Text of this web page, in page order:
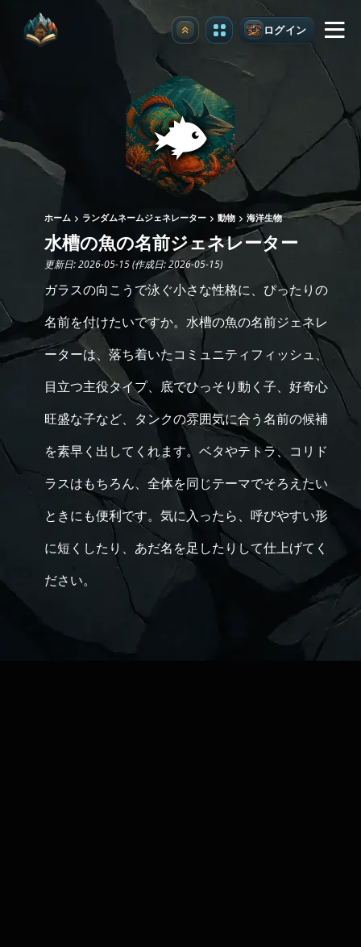
アップグレード ログイン
ホーム ランダムネームジェネレーター 動物 海洋生物
水槽の魚の名前ジェネレーター
更新日: 2026-05-15 (作成日: 2026-05-15)
ガラスの向こうで泳ぐ小さな性格に、ぴったりの
名前を付けたいですか。水槽の魚の名前ジェネレ
ーターは、落ち着いたコミュニティフィッシュ、
目立つ主役タイプ、底でひっそり動く子、好奇心
旺盛な子など、タンクの雰囲気に合う名前の候補
を素早く出してくれます。ベタやテトラ、コリド
ラスはもちろん、全体を同じテーマでそろえたい
ときにも便利です。気に入ったら、呼びやすい形
に短くしたり、あだ名を足したりして仕上げてく
ださい。